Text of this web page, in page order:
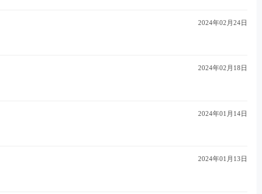
2024年02月24日
2024年02月18日
2024年01月14日
2024年01月13日